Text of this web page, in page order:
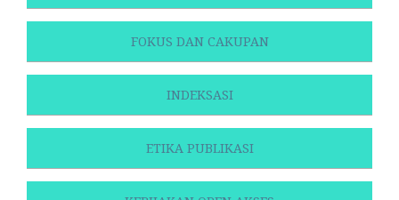
FOKUS DAN CAKUPAN
INDEKSASI
ETIKA PUBLIKASI